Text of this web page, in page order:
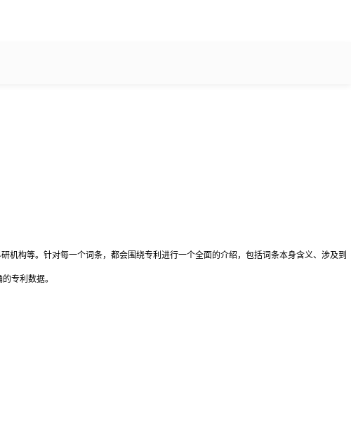
构等。针对每一个词条，都会围绕专利进行一个全面的介绍，包括词条本身含义、涉及到
专利数据。